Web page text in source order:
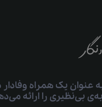
به عنوان یک همراه
بی‌نظیری را ارائه